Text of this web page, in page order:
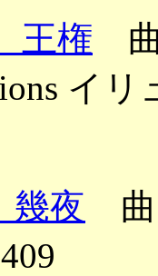
王権 曲
イリ
夜 曲